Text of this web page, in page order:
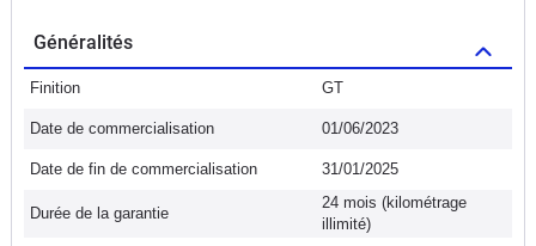
Généralités
Finition GT
Date de commercialisation 01/06/2023
Date de fin de commercialisation 31/01/2025
Durée de la garantie
24 mois (kilométrage
illimité)